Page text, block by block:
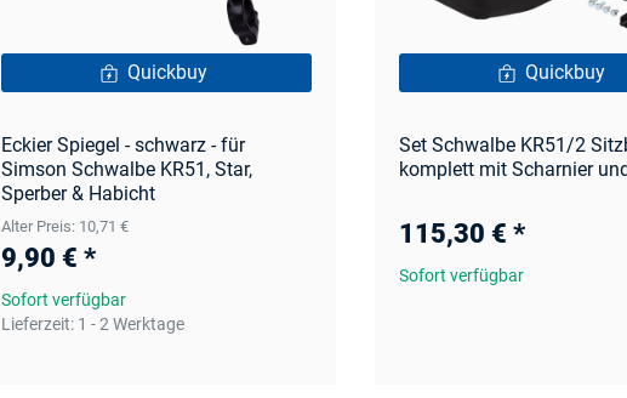
Quickbuy
Eckier Spiegel - schwarz - für
Simson Schwalbe KR51, Star,
Sperber & Habicht
Alter Preis: 10,71 €
9,90 € *
Sofort verfügbar
Lieferzeit: 1 - 2 Werktage
Quickbuy
Set Schwalbe KR51/2
komplett mit Scharnier
115,30 € *
Sofort verfügbar